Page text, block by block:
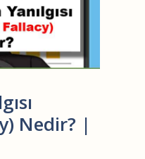
Nedir? |